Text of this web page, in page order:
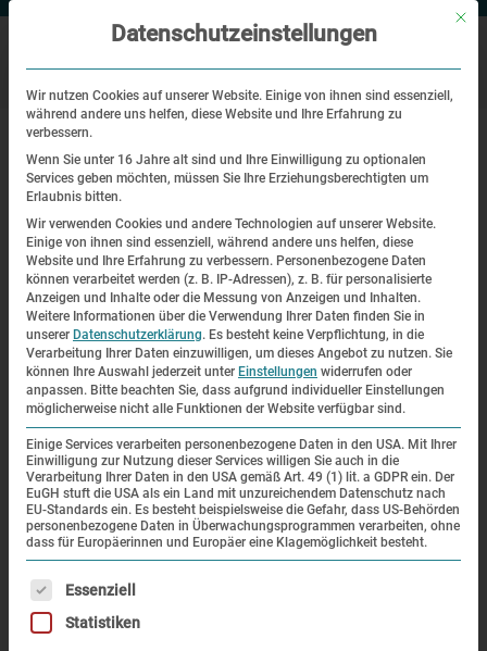
Startseite |
Gedenkstättenbesuch
Besuch des US-Veterans und
Befreiers des KZ Dachau Bud Gahs
an der KZ-Gedenkstätte
| 26. August 2022
Mit
Datenschutzeinstellungen
Wir nutzen Cookies auf unserer Website. Einige von ihnen sind essenziell,
während andere uns helfen, diese Website und Ihre Erfahrung zu
verbessern.
Wenn Sie unter 16 Jahre alt sind und Ihre Einwilligung zu optionalen
Services geben möchten, müssen Sie Ihre Erziehungsberechtigten um
Erlaubnis bitten.
Wir verwenden Cookies und andere Technologien auf unserer Website.
Einige von ihnen sind essenziell, während andere uns helfen, diese
Website und Ihre Erfahrung zu verbessern. Personenbezogene Daten
können verarbeitet werden (z. B. IP-Adressen), z. B. für personalisierte
Anzeigen und Inhalte oder die Messung von Anzeigen und Inhalten.
Weitere Informationen über die Verwendung Ihrer Daten finden Sie in
unserer Datenschutzerklärung. Es besteht keine Verpflichtung, in die
Verarbeitung Ihrer Daten einzuwilligen, um dieses Angebot zu nutzen. Sie
können Ihre Auswahl jederzeit unter Einstellungen widerrufen oder
anpassen. Bitte beachten Sie, dass aufgrund individueller Einstellungen
möglicherweise nicht alle Funktionen der Website verfügbar sind.
Einige Services verarbeiten personenbezogene Daten in den USA. Mit Ihrer
Einwilligung zur Nutzung dieser Services willigen Sie auch in die
Verarbeitung Ihrer Daten in den USA gemäß Art. 49 (1) lit. a GDPR ein. Der
EuGH stuft die USA als ein Land mit unzureichendem Datenschutz nach
EU-Standards ein. Es besteht beispielsweise die Gefahr, dass US-Behörden
personenbezogene Daten in Überwachungsprogrammen verarbeiten, ohne
dass für Europäerinnen und Europäer eine Klagemöglichkeit besteht.
Es folgt eine Liste der Service-Gruppen, für die eine
Essenziell
Statistiken